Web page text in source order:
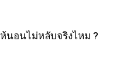
นอนไม่หลับจริงไหม ?